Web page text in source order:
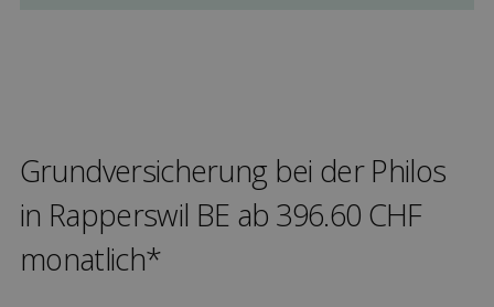
Grund­versicherung bei der Philos
in Rapperswil BE ab 396.60 CHF
monatlich*